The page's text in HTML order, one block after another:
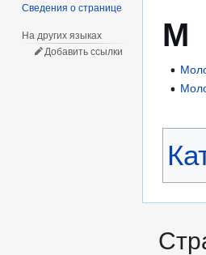
М
Сведения о странице
На других языках
Добавить ссылки